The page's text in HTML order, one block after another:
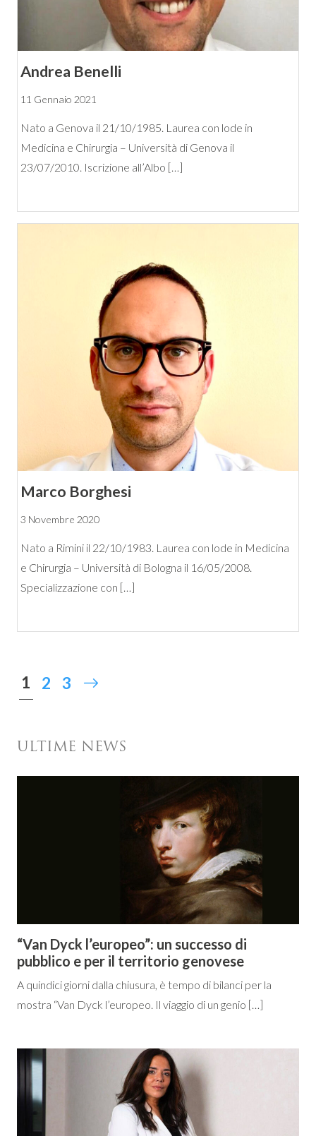
Andrea Benelli
11 Gennaio 2021
Nato a Genova il 21/10/1985. Laurea con lode in
Medicina e Chirurgia – Università di Genova il
23/07/2010. Iscrizione all’Albo […]
Marco Borghesi
3 Novembre 2020
Nato a Rimini il 22/10/1983. Laurea con lode in Medicina
e Chirurgia – Università di Bologna il 16/05/2008.
Specializzazione con […]
1 2 3
ULTIME NEWS
“Van Dyck l’europeo”: un successo di
pubblico e per il territorio genovese
A quindici giorni dalla chiusura, è tempo di bilanci per la
mostra “Van Dyck l’europeo. Il viaggio di un genio […]